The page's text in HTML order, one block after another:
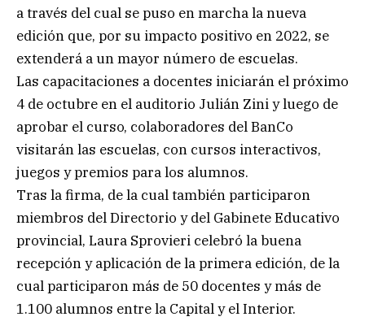
a través del cual se puso en marcha la nueva
edición que, por su impacto positivo en 2022, se
extenderá a un mayor número de escuelas.
Las capacitaciones a docentes iniciarán el próximo
4 de octubre en el auditorio Julián Zini y luego de
aprobar el curso, colaboradores del BanCo
visitarán las escuelas, con cursos interactivos,
juegos y premios para los alumnos.
Tras la firma, de la cual también participaron
miembros del Directorio y del Gabinete Educativo
provincial, Laura Sprovieri celebró la buena
recepción y aplicación de la primera edición, de la
cual participaron más de 50 docentes y más de
1.100 alumnos entre la Capital y el Interior.